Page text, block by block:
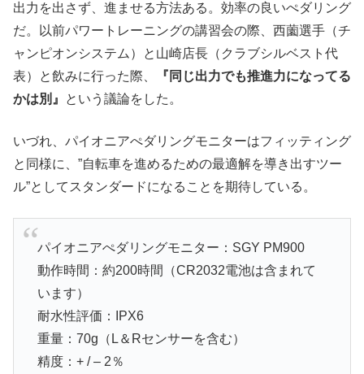
出力を出さず、進ませる方法ある。効率の良いぺダリング
だ。以前パワートレーニングの講習会の際、西薗選手（チ
ャンピオンシステム）と山崎店長（クラブシルベスト代
表）と飲みに行った際、
『同じ出力でも推進力になってる
かは別』
という議論をした。
いづれ、パイオニアぺダリングモニターはフィッティング
と同様に、”自転車を進めるための最適解を導き出すツー
ル”としてスタンダードになることを期待している。
パイオニアぺダリングモニター：SGY PM900
動作時間：約200時間（CR2032電池は含まれて
います）
耐水性評価：IPX6
重量：70g（L＆Rセンサーを含む）
精度：+ / – 2％